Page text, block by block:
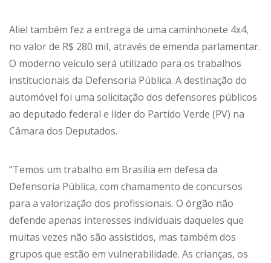
Aliel também fez a entrega de uma caminhonete 4x4,
no valor de R$ 280 mil, através de emenda parlamentar.
O moderno veículo será utilizado para os trabalhos
institucionais da Defensoria Pública. A destinação do
automóvel foi uma solicitação dos defensores públicos
ao deputado federal e líder do Partido Verde (PV) na
Câmara dos Deputados.
“Temos um trabalho em Brasília em defesa da
Defensoria Pública, com chamamento de concursos
para a valorização dos profissionais. O órgão não
defende apenas interesses individuais daqueles que
muitas vezes não são assistidos, mas também dos
grupos que estão em vulnerabilidade. As crianças, os